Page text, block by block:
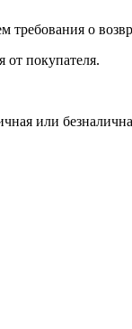
требования о
от покупателя.
или